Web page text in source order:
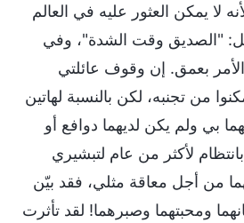
لا يمكن العثور عليه في العالم
"الصديق وقت الشدة"، وفي
بعمق. إن وقوف عائلتي
من تجنبه، لكن بالنسبة لهاتين
بي ولم يكن لديهما دوافع أو
لأكثر من عام لتبشيري
من أجل معاقة مثلي، فقد بيّن
ومحبتهما وصبرهما! لقد تأثرت